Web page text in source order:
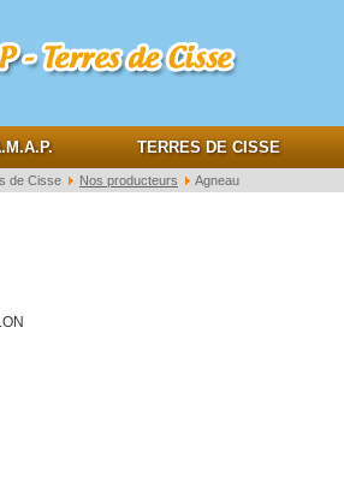
cisse TERRES DE CISSE
de Cisse Nos producteurs Agneau